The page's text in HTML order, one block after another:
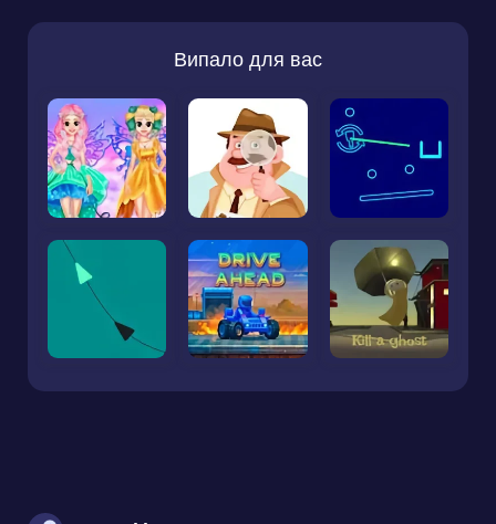
Випало для вас